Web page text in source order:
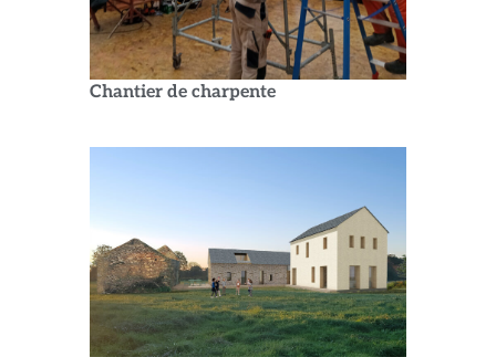
Chantier de charpente